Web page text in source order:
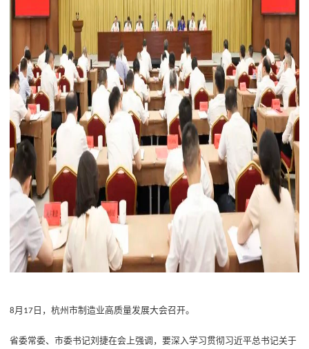
8月 17 日 ，杭州市制造业高质量发展大会召开。
省委常委、市委书记刘捷在会上强调，要深入学习贯彻习近平总书记关于